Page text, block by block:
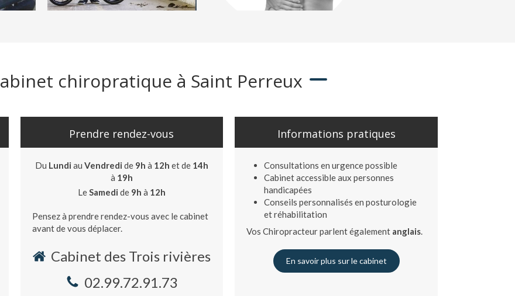
chiropratique à Saint Perreux
Prendre rendez-vous
Du Lundi au Vendredi de 9h à 12h et de 14h
à 19h
LeSamedi de 9h à 12h
Pensez à prendre rendez-vous avec le cabinet
avant de vous déplacer.
Cabinet des Trois rivières
02.99.72.91.73
Informations pratiques
Consultations en urgence possible
Cabinet accessible aux personnes
handicapées
Conseils personnalisés en posturologie
et réhabilitation
Vos Chiropracteur parlent également anglais.
En savoir plus sur le cabinet